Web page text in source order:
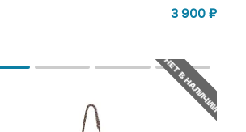
3 900 ₽
НЕТ В НАЛИЧИИ